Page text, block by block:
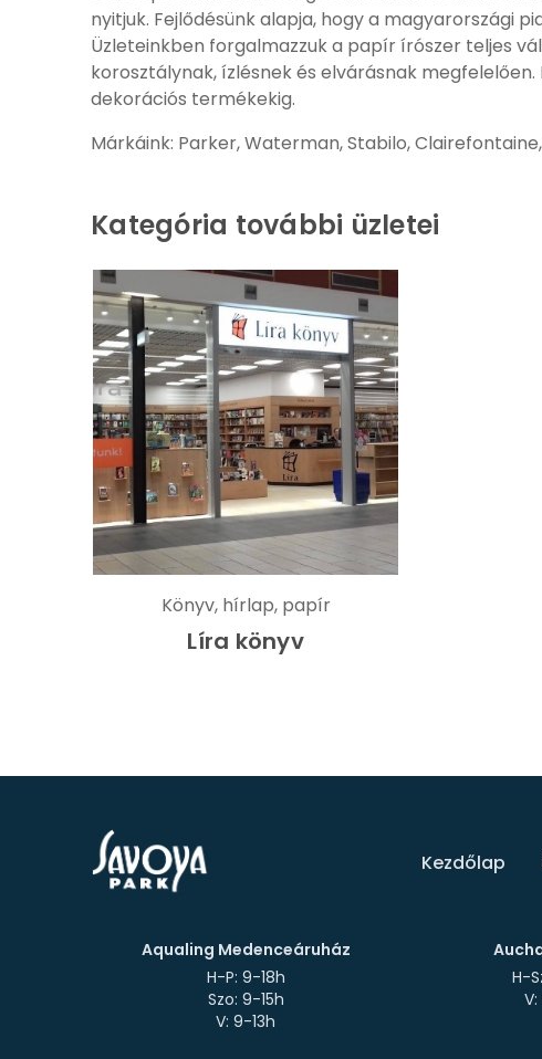
nyitjuk. Fejlődésünk alapja, hogy a magyarországi
Üzleteinkben forgalmazzuk a papír írószer teljes
korosztálynak, ízlésnek és elvárásnak
dekorációs termékekig.
Márkáink: Parker, Waterman, Stabilo,
Kategória további üzletei
Könyv, hírlap, papír
Líra könyv
Kezdőlap
Aqualing Medenceáruház
H-P: 9-18h
Szo: 9-15h
H-